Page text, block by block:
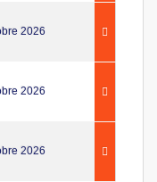
2026
2026
2026